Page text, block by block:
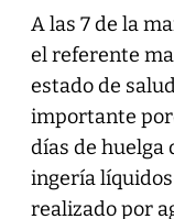
A las 7 de la
el referente
estado de
importante
días de huelga
ingería
realizado por